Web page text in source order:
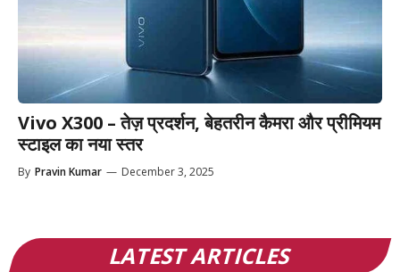
Vivo X300 – तेज़ प्रदर्शन, बेहतरीन कैमरा और प्रीमियम
स्टाइल का नया स्तर
By Pravin Kumar — December 3, 2025
LATEST ARTICLES